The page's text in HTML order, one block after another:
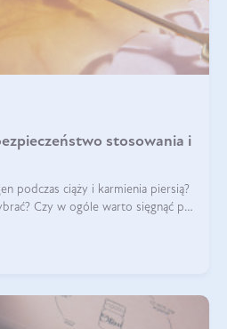
stosowania i
podczas ciąży i karmienia piersią?
Czy w ogóle warto sięgnąć po